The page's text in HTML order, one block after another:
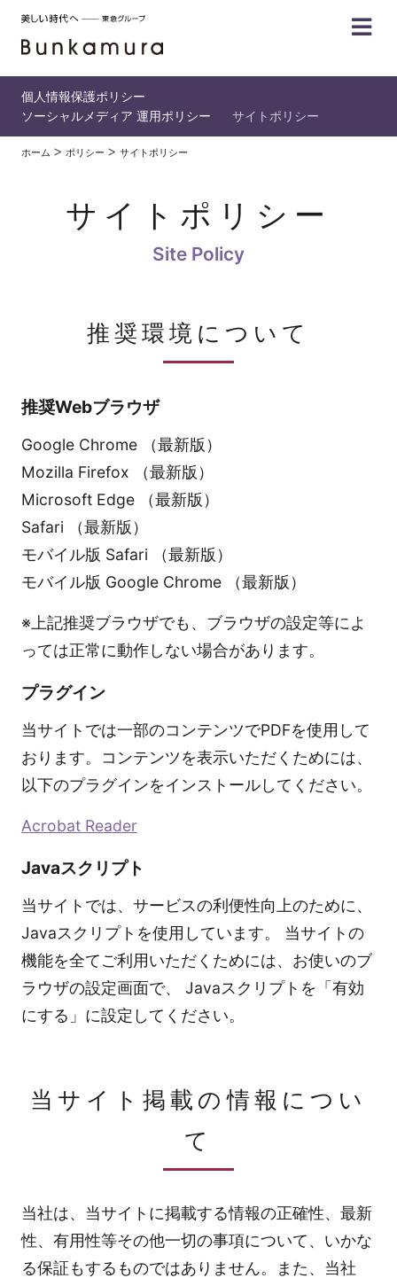
個人情報保護ポリシー
ソーシャルメディア 運用ポリシー
サイトポリシー
ホーム ポリシー サイトポリシー
サイトポリシー
推奨環境について
推奨Webブラウザ
Google Chrome （最新版）
Mozilla Firefox （最新版）
Microsoft Edge （最新版）
Safari （最新版）
モバイル版 Safari （最新版）
モバイル版 Google Chrome （最新版）
※上記推奨ブラウザでも、ブラウザの設定等によ
っては正常に動作しない場合があります。
プラグイン
当サイトでは一部のコンテンツでPDFを使用して
おります。コンテンツを表示いただくためには、
以下のプラグインをインストールしてください。
Acrobat Reader
Javaスクリプト
当サイトでは、サービスの利便性向上のために、
Javaスクリプトを使用しています。 当サイトの
機能を全てご利用いただくためには、お使いのブ
ラウザの設定画面で、 Javaスクリプトを「有効
にする」に設定してください。
当サイト掲載の情報につい
て
当社は、当サイトに掲載する情報の正確性、最新
性、有用性等その他一切の事項について、いかな
る保証もするものではありません。また、当社